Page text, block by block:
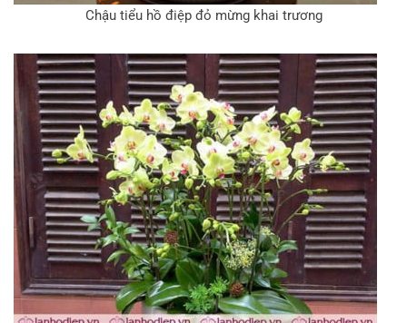
Chậu tiểu hồ điệp đỏ mừng khai trương